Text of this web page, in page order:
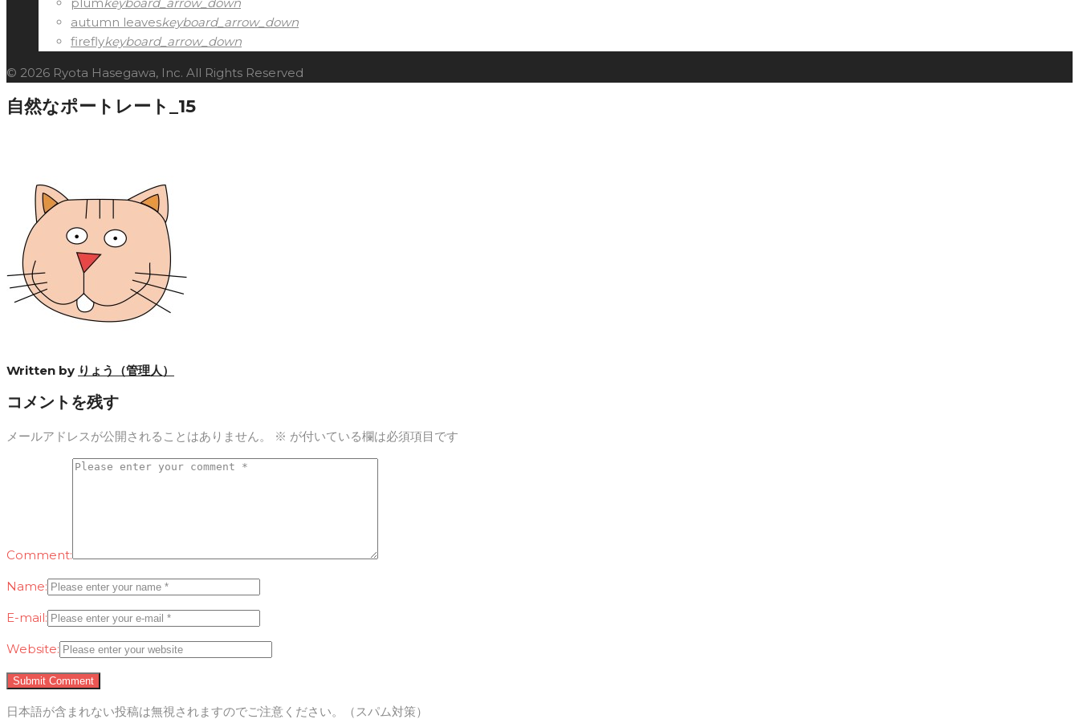
autumn leaveskeyboard_arrow_down
fireflykeyboard_arrow_down
© 2026 Ryota Hasegawa, Inc. All Rights Reserved
自然なポートレート_15
Written by りょう（管理人）
コメントを残す
メールアドレスが公開されることはありません。 ※ が付いている欄は必須項目です
Comment:
Name:
E-mail:
Website:
日本語が含まれない投稿は無視されますのでご注意ください。（スパム対策）